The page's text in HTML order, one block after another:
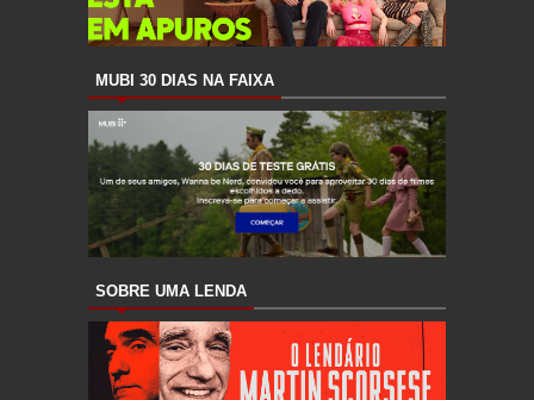
MUBI 30 DIAS NA FAIXA
SOBRE UMA LENDA